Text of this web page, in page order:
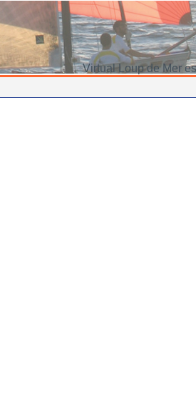
Virtual Loup de Mer